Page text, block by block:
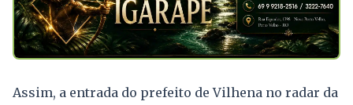
Assim, a entrada do prefeito de Vilhena no radar da